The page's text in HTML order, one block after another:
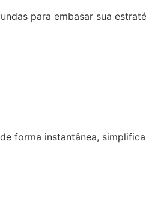
para embasar sua
forma instantânea,